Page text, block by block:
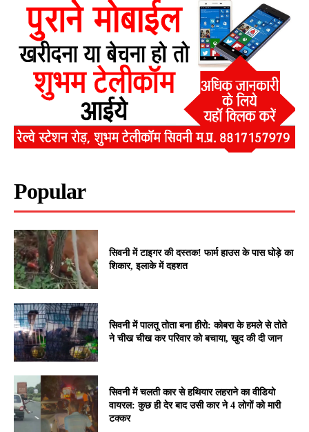
Popular
सिवनी में टाइगर की दस्तक! फार्म हाउस के पास घोड़े का
शिकार, इलाके में दहशत
सिवनी में पालतू तोता बना हीरो: कोबरा के हमले से तोते
ने चीख चीख कर परिवार को बचाया, खुद की दी जान
सिवनी में चलती कार से हथियार लहराने का वीडियो
वायरल: कुछ ही देर बाद उसी कार ने 4 लोगों को मारी
टक्कर